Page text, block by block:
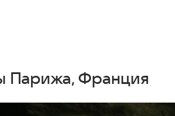
Парижа, Франция